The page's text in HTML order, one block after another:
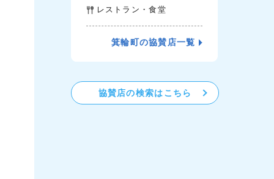
レストラン・食堂
箕輪町の協賛店一覧
協賛店の検索はこちら